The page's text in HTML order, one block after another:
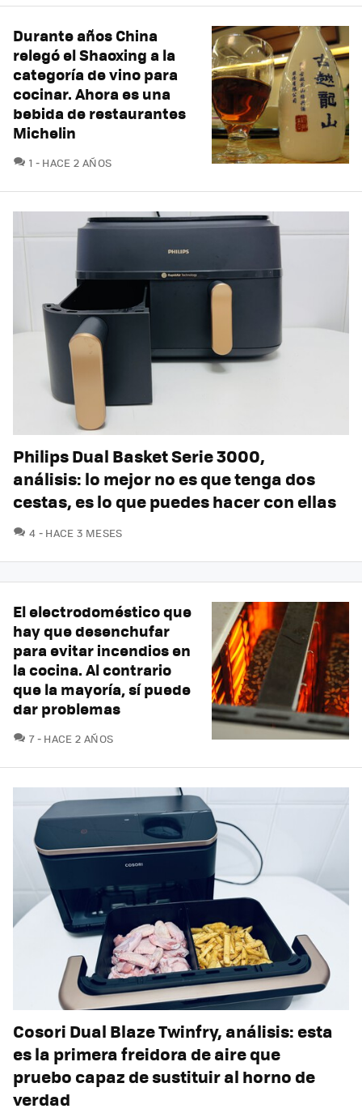
Durante años China
relegó el Shaoxing a la
categoría de vino para
cocinar. Ahora es una
bebida de restaurantes
Michelin
1 COMENTARIOS
HACE 2 AÑOS
Philips Dual Basket Serie 3000,
análisis: lo mejor no es que tenga dos
cestas, es lo que puedes hacer con ellas
4 COMENTARIOS
HACE 3 MESES
El electrodoméstico que
hay que desenchufar
para evitar incendios en
la cocina. Al contrario
que la mayoría, sí puede
dar problemas
7COMENTARIOS
HACE 2 AÑOS
Cosori Dual Blaze Twinfry, análisis: esta
es la primera freidora de aire que
pruebo capaz de sustituir al horno de
verdad